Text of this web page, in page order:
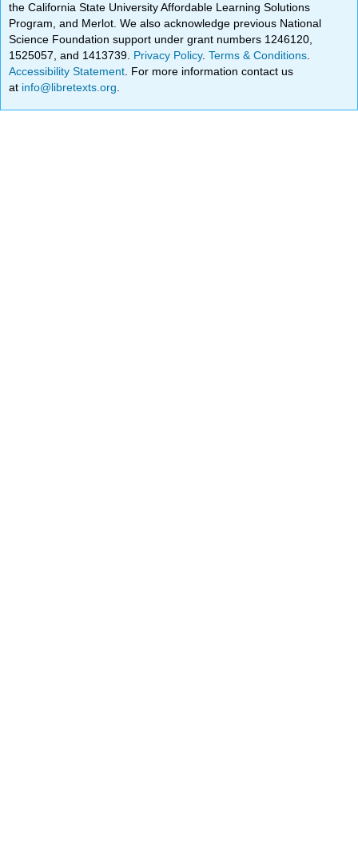
the California State University Affordable Learning Solutions
Program, and Merlot. We also acknowledge previous National
Science Foundation support under grant numbers 1246120,
1525057, and 1413739. Privacy Policy.Terms & Conditions
Accessibility Statement . For more information contact us
at info@libretexts.org